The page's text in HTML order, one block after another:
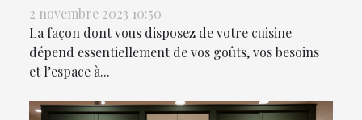
2 novembre 2023 10:50
La façon dont vous disposez de votre cuisine
dépend essentiellement de vos goûts, vos besoins
et l’espace à...